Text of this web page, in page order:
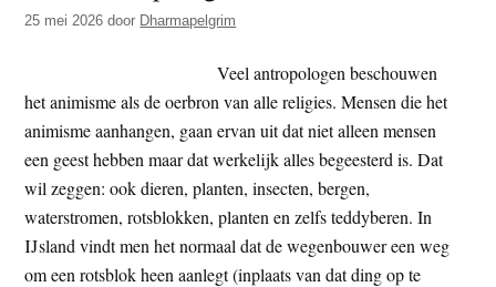
t
e
t
e
25 mei 2026 door Dharmapelgrim
Veel antropologen beschouwen
het animisme als de oerbron van alle religies. Mensen die het
animisme aanhangen, gaan ervan uit dat niet alleen mensen
een geest hebben maar dat werkelijk alles begeesterd is. Dat
wil zeggen: ook dieren, planten, insecten, bergen,
waterstromen, rotsblokken, planten en zelfs teddyberen. In
IJsland vindt men het normaal dat de wegenbouwer een weg
om een rotsblok heen aanlegt (inplaats van dat ding op te